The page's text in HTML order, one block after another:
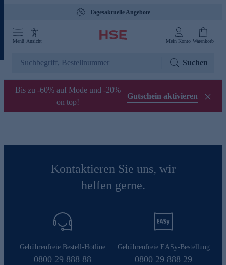
Tagesaktuelle Angebote
Menü Ansicht Mein Konto Warenkorb
Suchen
Bis zu -60% auf Mode und -20%
on top!
Gutschein aktivieren
Kontaktieren Sie uns, wir
helfen gerne.
Gebührenfreie Bestell-Hotline
0800 29 888 88
Gebührenfreie EASy-Bestellung
0800 29 888 29